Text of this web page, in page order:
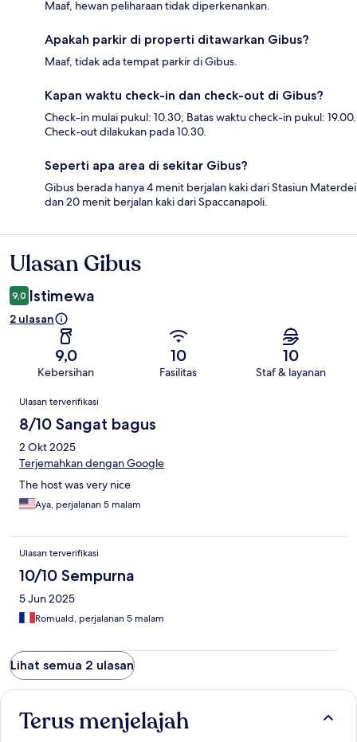
Maaf, hewan peliharaan tidak diperkenankan.
Apakah parkir di properti ditawarkan Gibus?
Maaf, tidak ada tempat parkir di Gibus.
Kapan waktu check-in dan check-out di Gibus?
Check-in mulai pukul: 10.30; Batas waktu check-in pukul: 19.00.
Check-out dilakukan pada 10.30.
Seperti apa area di sekitar Gibus?
Gibus berada hanya 4 menit berjalan kaki dari Stasiun Materdei
dan 20 menit berjalan kaki dari Spaccanapoli.
Ulasan
Ulasan Gibus
9,0 Istimewa
2 ulasan
9,0
Kebersihan
10
Fasilitas
10
Staf & layanan
Ulasan
Ulasan terverifikasi
8/10 Sangat bagus
2 Okt 2025
Terjemahkan dengan Google
The host was very nice
Aya, perjalanan 5 malam
Ulasan terverifikasi
10/10 Sempurna
5 Jun 2025
Romuald, perjalanan 5 malam
Lihat semua 2 ulasan
Terus menjelajah